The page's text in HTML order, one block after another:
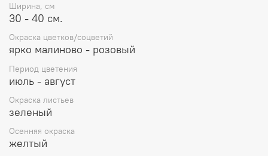
Ширина, см
30 - 40 см.
Окраска цветков/соцветий
ярко малиново - розовый
Период цветения
июль - август
Окраска листьев
зеленый
Осенняя окраска
желтый